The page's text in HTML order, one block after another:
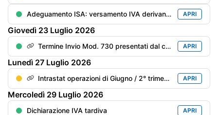
Adeguamento ISA: versamento IVA derivante dai maggiori ricavi/compensi dichiarati per migliorare il punteggio ISA con maggiorazione dello 0,40% APRI
Giovedì 23 Luglio 2026
Termine Invio Mod. 730 presentati dal contribuente dal 21/06 al 15/07 APRI
Lunedì 27 Luglio 2026
Intrastat operazioni di Giugno / 2° trimestre APRI
Mercoledì 29 Luglio 2026
Dichiarazione IVA tardiva APRI